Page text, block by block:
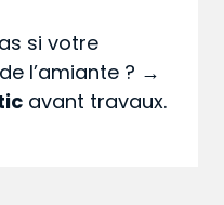
si votre
l’amiante ? →
avant travaux.